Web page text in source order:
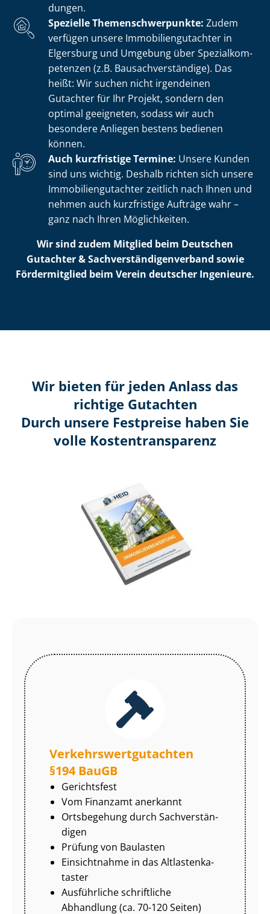
dun­gen.
Spezielle The­men­schwer­punk­te: Zudem
verfügen unsere Im­mo­bi­li­en­gut­ach­ter in
Elgersburg und Umgebung über Spe­zi­al­kom­
pe­ten­zen (z.B. Bau­sach­ver­stän­di­ge). Das
heißt: Wir suchen nicht irgendeinen
Gutachter für Ihr Projekt, sondern den
optimal geeigneten, sodass wir auch
besondere Anliegen bestens bedienen
können.
Auch kurzfristige Termine: Unsere Kunden
sind uns wichtig. Deshalb richten sich unsere
Im­mo­bi­li­en­gut­ach­ter zeitlich nach Ihnen und
nehmen auch kurzfristige Aufträge wahr –
ganz nach Ihren Möglichkeiten.
Wir sind zudem Mitglied beim Deutschen
Gutachter & Sach­ver­stän­di­gen­ver­band sowie
Fördermitglied beim Verein deutscher Ingenieure.
Wir bieten für jeden Anlass das
richtige Gutachten
Durch unsere Festpreise haben Sie
volle Kosten­transparenz
Ver­kehrs­wert­gut­ach­ten
§194 BauGB
Gerichtsfest
Vom Finanzamt anerkannt
Ortsbegehung durch Sach­ver­stän­
di­gen
Prüfung von Baulasten
Einsichtnahme in das Alt­las­ten­ka­
tas­ter
Ausführliche schriftliche
Abhandlung (ca. 70-120 Seiten)